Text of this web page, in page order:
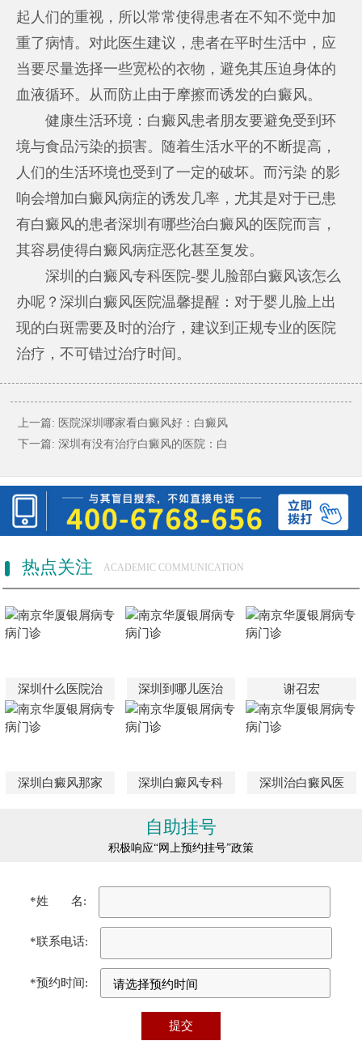
起人们的重视，所以常常使得患者在不知不觉中加
重了病情。对此医生建议，患者在平时生活中，应
当要尽量选择一些宽松的衣物，避免其压迫身体的
血液循环。从而防止由于摩擦而诱发的白癜风。
健康生活环境：白癜风患者朋友要避免受到环
境与食品污染的损害。随着生活水平的不断提高，
人们的生活环境也受到了一定的破坏。而污染 的影
响会增加白癜风病症的诱发几率，尤其是对于已患
有白癜风的患者深圳有哪些治白癜风的医院而言，
其容易使得白癜风病症恶化甚至复发。
深圳的白癜风专科医院-婴儿脸部白癜风该怎么
办呢？深圳白癜风医院温馨提醒：对于婴儿脸上出
现的白斑需要及时的治疗，建议到正规专业的医院
治疗，不可错过治疗时间。
上一篇: 医院深圳哪家看白癜风好：白癜风
下一篇: 深圳有没有治疗白癜风的医院：白
热点关注 ACADEMIC COMMUNICATION
深圳什么医院治 深圳到哪儿医治 谢召宏
深圳白癜风那家 深圳白癜风专科 深圳治白癜风医
自助挂号
积极响应“网上预约挂号”政策
*姓 名:
*联系电话:
*预约时间: